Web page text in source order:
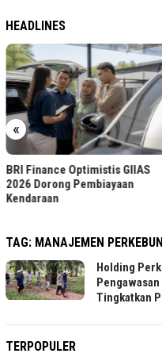
HEADLINES
«
BRI Finance Optimistis GIIAS
2026 Dorong Pembiayaan
Kendaraan
TAG: MANAJEMEN
Holding
Tingkatkan
TERPOPULER